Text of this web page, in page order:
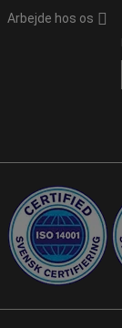
Arbejde hos os